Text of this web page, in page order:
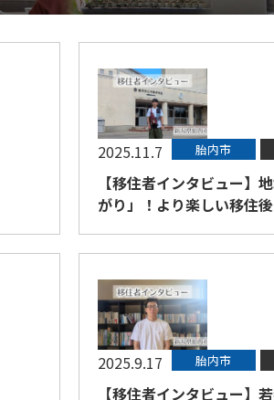
2025.11.7 胎内市
【移住者インタビュー】
がり」！より楽しい移住
2025.9.17 胎内市
【移住者インタビュー】